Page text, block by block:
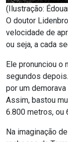
(Ilustração:
O doutor
velocidade de
ou seja, a cada
Ele pronunciou o
segundos
por um
Assim, bastou
6.800 metros, ou
Na imaginação